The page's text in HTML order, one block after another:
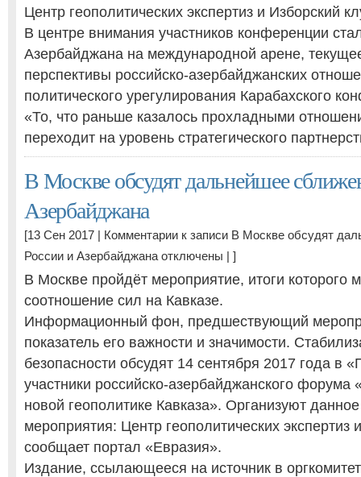
Центр геополитических экспертиз и Изборский
В центре внимания участников конференции
Азербайджана на международной арене,
перспективы российско-азербайджанских
политического урегулирования Карабахского
«То, что раньше казалось прохладными
переходит на уровень стратегического
В Москве обсудят дальнейшее
Азербайджана
[13 Сен 2017 | Комментарии к записи В Москве обсудят
России и Азербайджана отключены | ]
В Москве пройдёт мероприятие, итоги которого
соотношение сил на Кавказе.
Информационный фон, предшествующий
показатель его важности и значимости.
безопасности обсудят 14 сентября 2017 года в
участники российско-азербайджанского форума
новой геополитике Кавказа». Организуют
мероприятия: Центр геополитических экспертиз
сообщает портал «Евразия».
Издание, ссылающееся на источник в